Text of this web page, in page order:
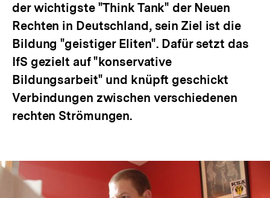
der wichtigste "Think Tank" der Neuen
Rechten in Deutschland, sein Ziel ist die
Bildung "geistiger Eliten". Dafür setzt das
IfS gezielt auf "konservative
Bildungsarbeit" und knüpft geschickt
Verbindungen zwischen verschiedenen
rechten Strömungen.